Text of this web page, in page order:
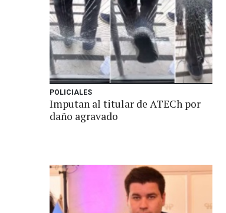
POLICIALES
Imputan al titular de ATECh por
daño agravado